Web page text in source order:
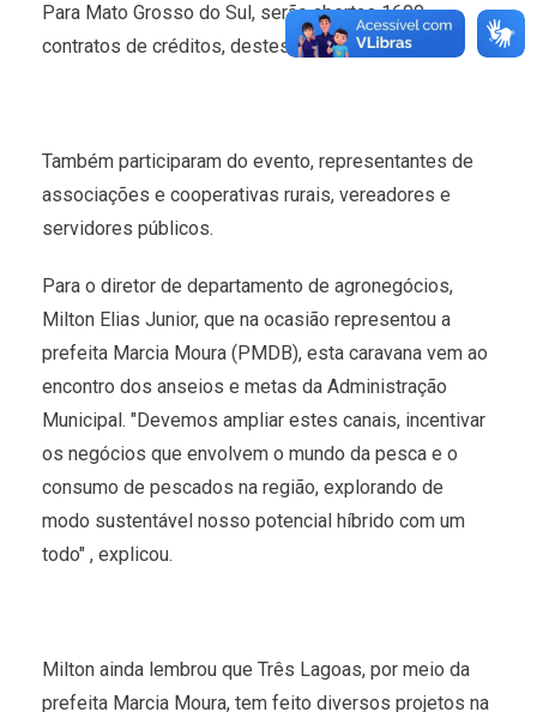
Para Mato Grosso do Sul, serão abertas 1600
contratos de créditos, destes, já foram feitos 350.
Também participaram do evento, representantes de
associações e cooperativas rurais, vereadores e
servidores públicos.
Para o diretor de departamento de agronegócios,
Milton Elias Junior, que na ocasião representou a
prefeita Marcia Moura (PMDB), esta caravana vem ao
encontro dos anseios e metas da Administração
Municipal. "Devemos ampliar estes canais, incentivar
os negócios que envolvem o mundo da pesca e o
consumo de pescados na região, explorando de
modo sustentável nosso potencial híbrido com um
todo" , explicou.
Milton ainda lembrou que Três Lagoas, por meio da
prefeita Marcia Moura, tem feito diversos projetos na